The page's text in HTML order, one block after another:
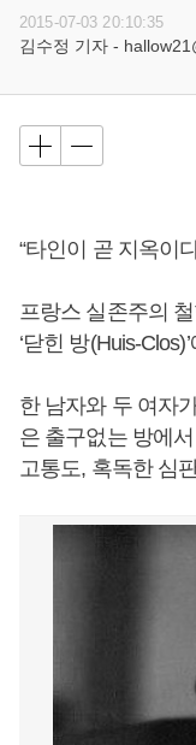
2015-07-03 20:10:35
김수정 기자 -
“타인이 곧 지옥이
프랑스 실존주의
‘닫힌 방(Huis-
한 남자와 두 여자
은 출구없는 방에
고통도, 혹독한 심